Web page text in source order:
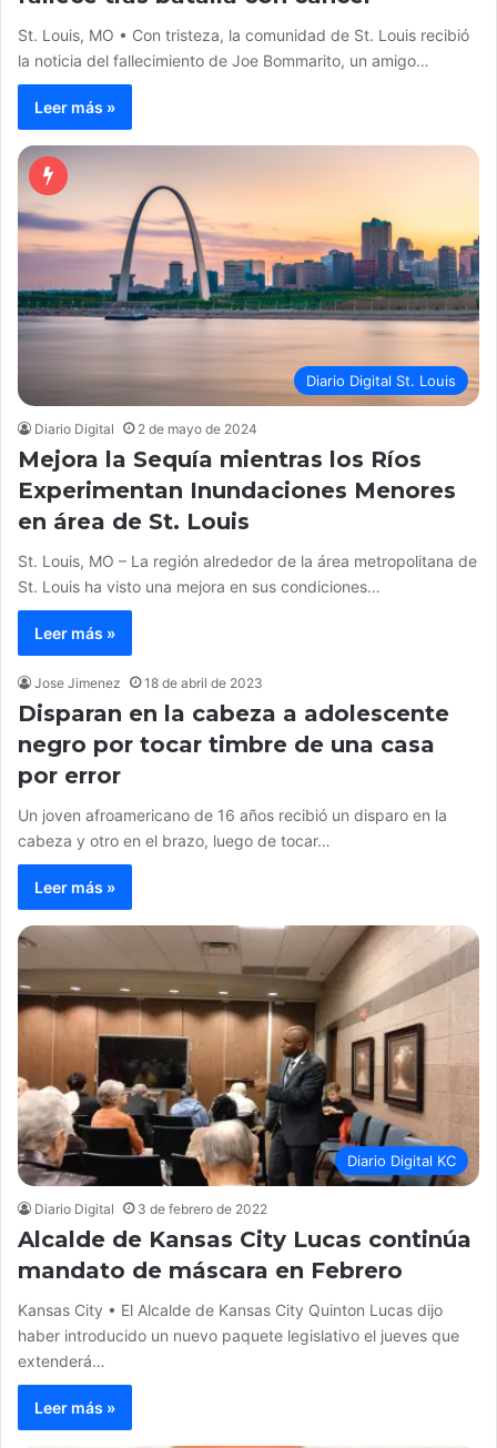
St. Louis, MO • Con tristeza, la comunidad de St. Louis recibió
la noticia del fallecimiento de Joe Bommarito, un amigo…
Leer más »
Diario Digital St. Louis
Diario Digital 2 de mayo de 2024
Mejora la Sequía mientras los Ríos
Experimentan Inundaciones Menores
en área de St. Louis
St. Louis, MO – La región alrededor de la área metropolitana de
St. Louis ha visto una mejora en sus condiciones…
Leer más »
Jose Jimenez 18 de abril de 2023
Disparan en la cabeza a adolescente
negro por tocar timbre de una casa
por error
Un joven afroamericano de 16 años recibió un disparo en la
cabeza y otro en el brazo, luego de tocar…
Leer más »
Diario Digital KC
Diario Digital 3 de febrero de 2022
Alcalde de Kansas City Lucas continúa
mandato de máscara en Febrero
Kansas City • El Alcalde de Kansas City Quinton Lucas dijo
haber introducido un nuevo paquete legislativo el jueves que
extenderá…
Leer más »